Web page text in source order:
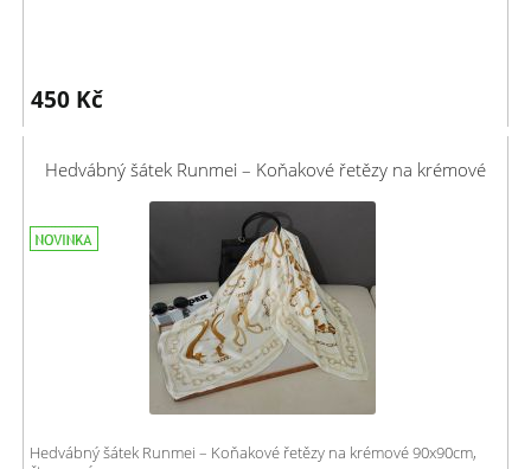
450 Kč
Hedvábný šátek Runmei – Koňakové řetězy na krémové
Hedvábný šátek Runmei – Koňakové řetězy na krémové 90x90cm,